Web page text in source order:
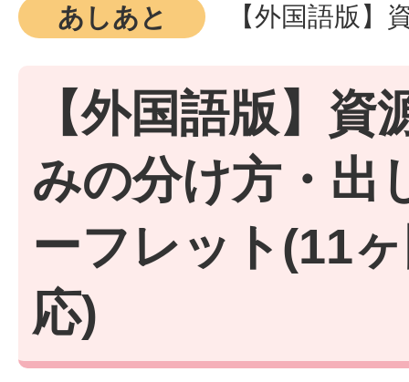
あしあと
【外国語版
【外国語版】資
みの分け方・出
ーフレット(11
応)